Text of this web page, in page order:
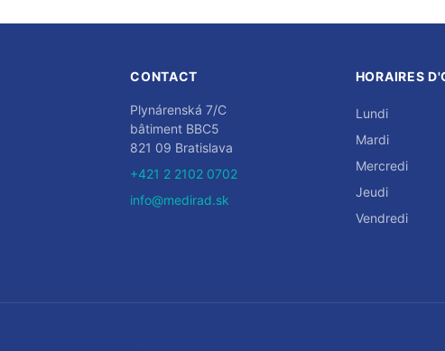
CONTACT
Plynárenská 7/C
bâtiment BBC5
821 09 Bratislava
+421 2 2102 0702
info@medirad.sk
HORAIRES
Lundi
Mardi
Mercredi
Jeudi
Vendredi